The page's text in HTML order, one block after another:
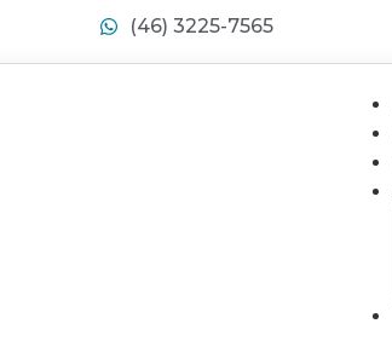
(46) 3225-7565